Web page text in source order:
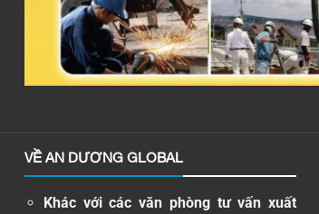
VỀ AN DƯƠNG GLOBAL
Khác với các văn phòng tư vấn xuất